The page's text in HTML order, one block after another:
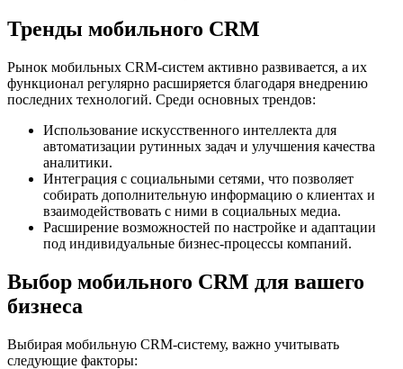
Тренды мобильного CRM
Рынок мобильных CRM-систем активно развивается, а их
функционал регулярно расширяется благодаря внедрению
последних технологий. Среди основных трендов:
Использование искусственного интеллекта для
автоматизации рутинных задач и улучшения качества
аналитики.
Интеграция с социальными сетями, что позволяет
собирать дополнительную информацию о клиентах и
взаимодействовать с ними в социальных медиа.
Расширение возможностей по настройке и адаптации
под индивидуальные бизнес-процессы компаний.
Выбор мобильного CRM для вашего
бизнеса
Выбирая мобильную CRM-систему, важно учитывать
следующие факторы: